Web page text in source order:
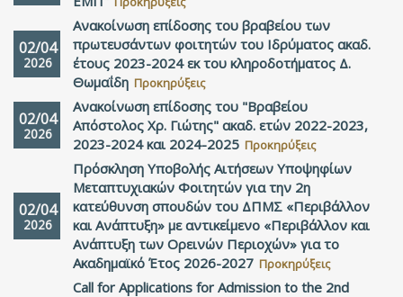
02/04
2026
Ανακοίνωση επίδοσης του βραβείου των
πρωτευσάντων φοιτητών του Ιδρύματος ακαδ.
έτους 2023-2024 εκ του κληροδοτήματος Δ.
Θωμαΐδη Προκηρύξεις
02/04
2026
Ανακοίνωση επίδοσης του "Βραβείου
Απόστολος Χρ. Γιώτης" ακαδ. ετών 2022-2023,
2023-2024 και 2024-2025 Προκηρύξεις
02/04
2026
Πρόσκληση Υποβολής Αιτήσεων Υποψηφίων
Μεταπτυχιακών Φοιτητών για την 2η
κατεύθυνση σπουδών του ΔΠΜΣ «Περιβάλλον
και Ανάπτυξη» με αντικείμενο «Περιβάλλον και
Ανάπτυξη των Ορεινών Περιοχών» για το
Ακαδημαϊκό Έτος 2026-2027 Προκηρύξεις
Call for Applications for Admission to the 2nd